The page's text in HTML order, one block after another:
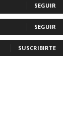
SEGUIR
SEGUIR
SUSCRIBIRTE